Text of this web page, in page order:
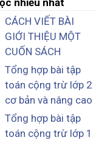
nhiều nhất
CÁCH VIẾT BÀI
GIỚI THIỆU MỘT
CUỐN SÁCH
Tổng hợp bài tập
toán cộng trừ lớp 2
cơ bản và nâng cao
Tổng hợp bài tập
toán cộng trừ lớp 1